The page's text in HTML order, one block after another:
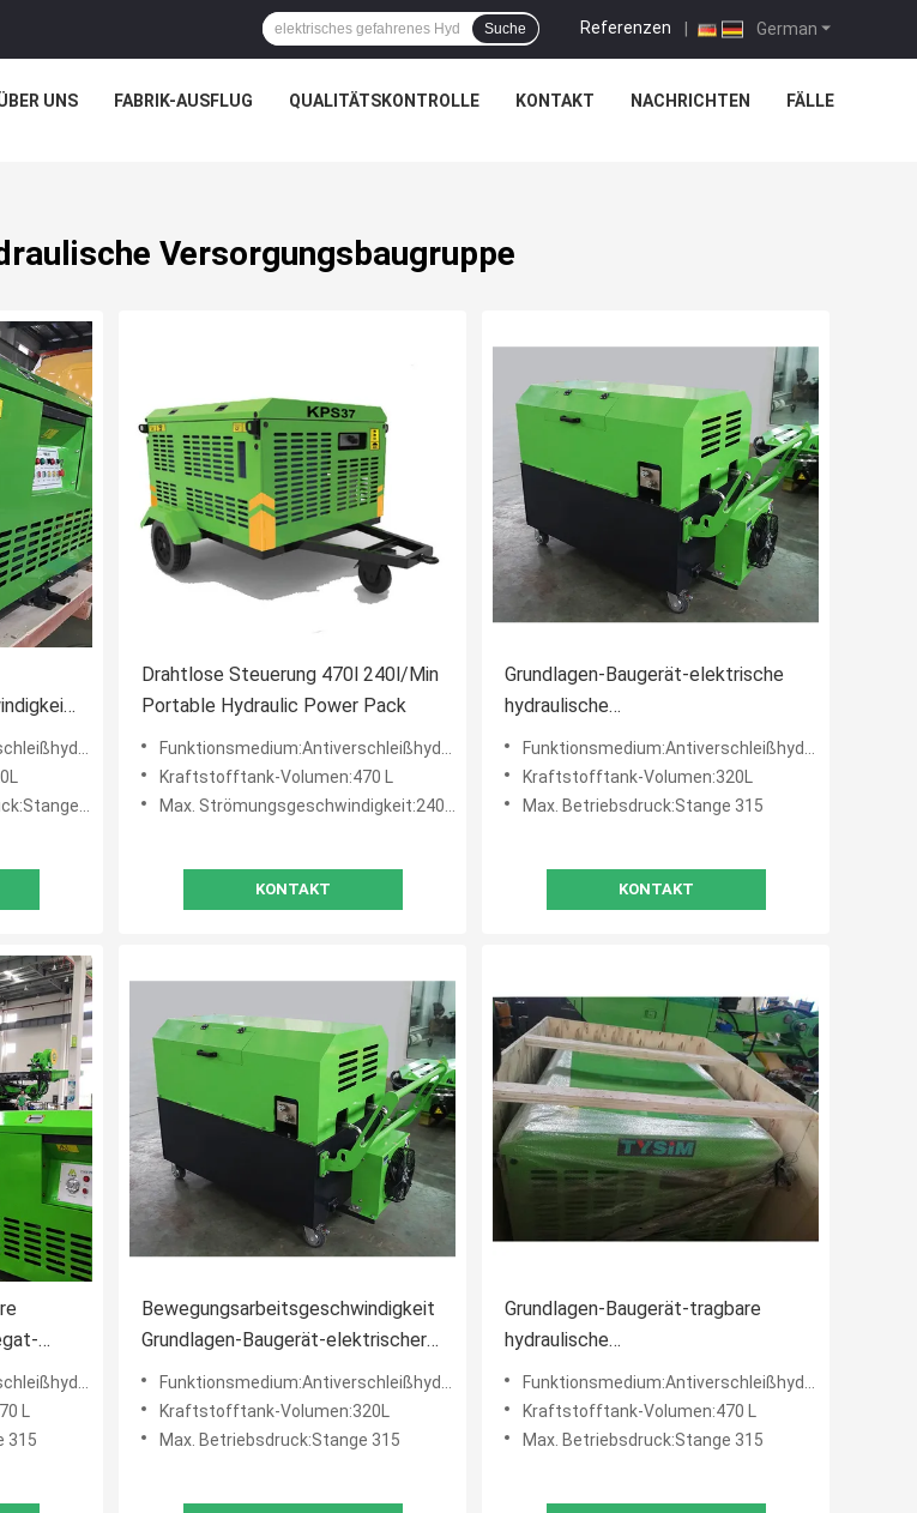
German
Referenzen |
Suche
UNS FABRIK-AUSFLUG QUALITÄTSKONTROLLE KONTAKT NACHRICHTEN FÄLLE
Versorgungsbaugruppe
min
32# oder 46#
315
Drahtlose Steuerung 470l 240l/Min
Portable Hydraulic Power Pack
Funktionsmedium:Antiverschleißhydrauliköl 32# oder 46#
Kraftstofftank-Volumen:470 L
Max. Strömungsgeschwindigkeit:240 l/min
KONTAKT
Grundlagen-Baugerät-elektrische
hydraulische
Versorgungsbaugruppe-doppelte
Zylinder
Funktionsmedium:Antiverschleißhydrauliköl 32# oder 46#
Kraftstofftank-Volumen:320L
Max. Betriebsdruck:Stange 315
KONTAKT
32# oder 46#
L
315
Bewegungsarbeitsgeschwindigkeit
Grundlagen-Baugerät-elektrischer
der hydraulischen
Versorgungsbaugruppe-1460 U/min
Funktionsmedium:Antiverschleißhydrauliköl 32# oder 46#
Kraftstofftank-Volumen:320L
Max. Betriebsdruck:Stange 315
Grundlagen-Baugerät-tragbare
hydraulische
Versorgungsbaugruppe-
Leistungsstärke 37 Kilowatt
Funktionsmedium:Antiverschleißhydrauliköl 32# oder 46#
Kraftstofftank-Volumen:470 L
Max. Betriebsdruck:Stange 315